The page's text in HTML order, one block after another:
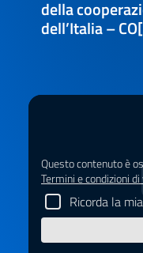
della
dell’Italia –
Questo contenuto è
Termini e condizioni
Ricorda la